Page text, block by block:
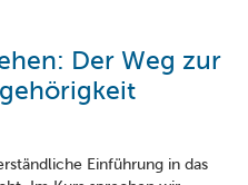
Der Weg zur
Einführung in das